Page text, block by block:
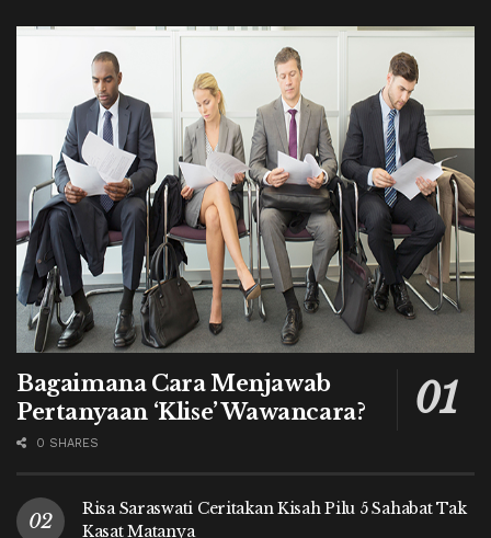
Bagaimana Cara Menjawab
Pertanyaan ‘Klise’ Wawancara?
0 SHARES
Risa Saraswati Ceritakan Kisah Pilu 5 Sahabat Tak
Kasat Matanya